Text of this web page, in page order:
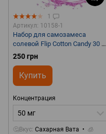
1
Артикул: 10158-1
Набор для самозамеса
солевой Flip Cotton Candy 30 ml
50 mg
250 грн
Купить
Концентрация
50 мг
🤔Вкус Сахарная Вата
🧊